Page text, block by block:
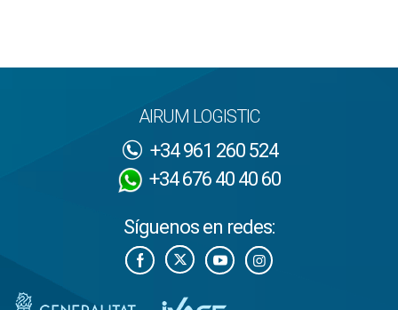
AIRUM LOGISTIC
+34 961 260 524
+34 676 40 40 60
Síguenos en redes: